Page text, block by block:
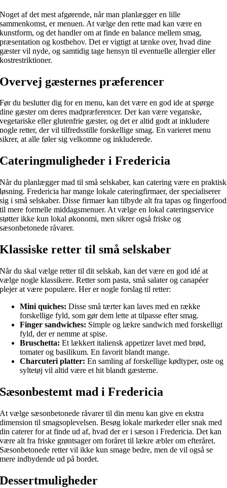
Noget af det mest afgørende, når man planlægger en lille
sammenkomst, er menuen. At vælge den rette mad kan være en
kunstform, og det handler om at finde en balance mellem smag,
præsentation og kostbehov. Det er vigtigt at tænke over, hvad dine
gæster vil nyde, og samtidig tage hensyn til eventuelle allergier eller
kostrestriktioner.
Overvej gæsternes præferencer
Før du beslutter dig for en menu, kan det være en god ide at spørge
dine gæster om deres madpræferencer. Der kan være veganske,
vegetariske eller glutenfrie gæster, og det er altid godt at inkludere
nogle retter, der vil tilfredsstille forskellige smag. En varieret menu
sikrer, at alle føler sig velkomne og inkluderede.
Cateringmuligheder i Fredericia
Når du planlægger mad til små selskaber, kan catering være en praktisk
løsning. Fredericia har mange lokale cateringfirmaer, der specialiserer
sig i små selskaber. Disse firmaer kan tilbyde alt fra tapas og fingerfood
til mere formelle middagsmenuer. At vælge en lokal cateringservice
støtter ikke kun lokal økonomi, men sikrer også friske og
sæsonbetonede råvarer.
Klassiske retter til små selskaber
Når du skal vælge retter til dit selskab, kan det være en god idé at
vælge nogle klassikere. Retter som pasta, små salater og canapéer
plejer at være populære. Her er nogle forslag til retter:
Mini quiches: Disse små tærter kan laves med en række
forskellige fyld, som gør dem lette at tilpasse efter smag.
Finger sandwiches: Simple og lækre sandwich med forskelligt
fyld, der er nemme at spise.
Bruschetta: Et lækkert italiensk appetizer lavet med brød,
tomater og basilikum. En favorit blandt mange.
Charcuteri platter: En samling af forskellige kødtyper, oste og
syltetøj vil altid være et hit blandt gæsterne.
Sæsonbestemt mad i Fredericia
At vælge sæsonbetonede råvarer til din menu kan give en ekstra
dimension til smagsoplevelsen. Besøg lokale markeder eller snak med
din caterer for at finde ud af, hvad der er i sæson i Fredericia. Det kan
være alt fra friske grøntsager om foråret til lækre æbler om efteråret.
Sæsonbetonede retter vil ikke kun smage bedre, men de vil også se
mere indbydende ud på bordet.
Dessertmuligheder